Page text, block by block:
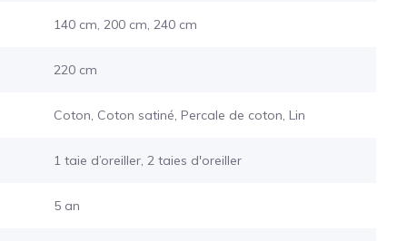
140 cm, 200 cm, 240 cm
220 cm
Coton, Coton satiné, Percale de coton, Lin
1 taie d’oreiller, 2 taies d'oreiller
5 an